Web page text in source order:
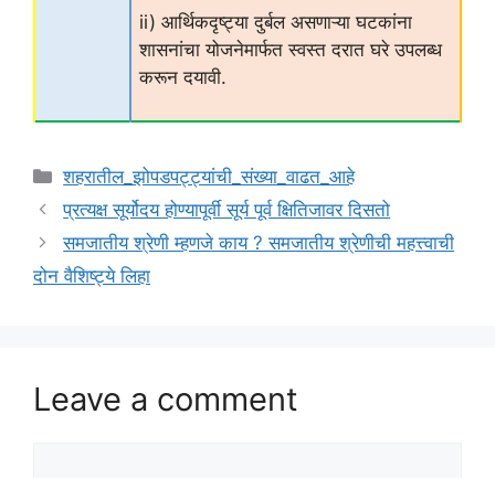
ii) आर्थिकदृष्ट्या दुर्बल असणाऱ्या घटकांना
शासनांचा योजनेमार्फत स्वस्त दरात घरे उपलब्ध
करून दयावी.
Categories
शहरातील_झोपडपट्ट्यांची_संख्या_वाढत_आहे
प्रत्यक्ष सूर्योदय होण्यापूर्वी सूर्य पूर्व क्षितिजावर दिसतो
समजातीय श्रेणी म्हणजे काय ? समजातीय श्रेणीची महत्त्वाची
दोन वैशिष्ट्ये लिहा
Leave a comment